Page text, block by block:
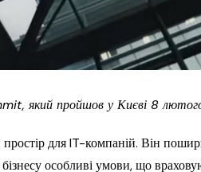
який пройшов у Києві 8
для IT-компаній. Він
особливі умови, що